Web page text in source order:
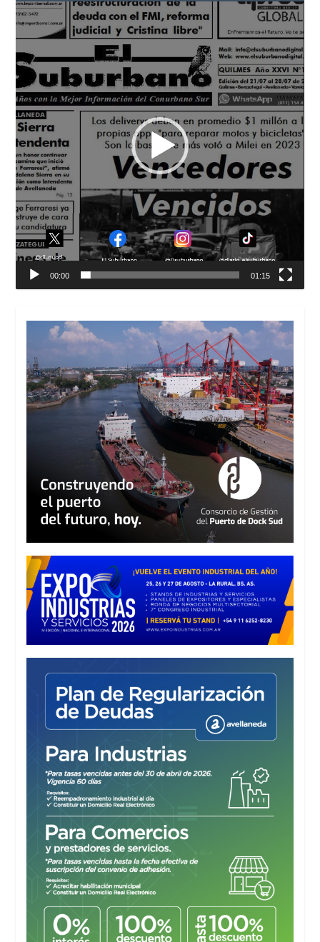
Reproductor
de
vídeo
00:00 01:15